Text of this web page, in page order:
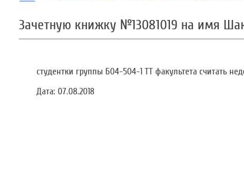
Зачетную книжку №13081019 на имя
студентки группы Б04-504-1 ТТ факультета считать
Дата: 07.08.2018